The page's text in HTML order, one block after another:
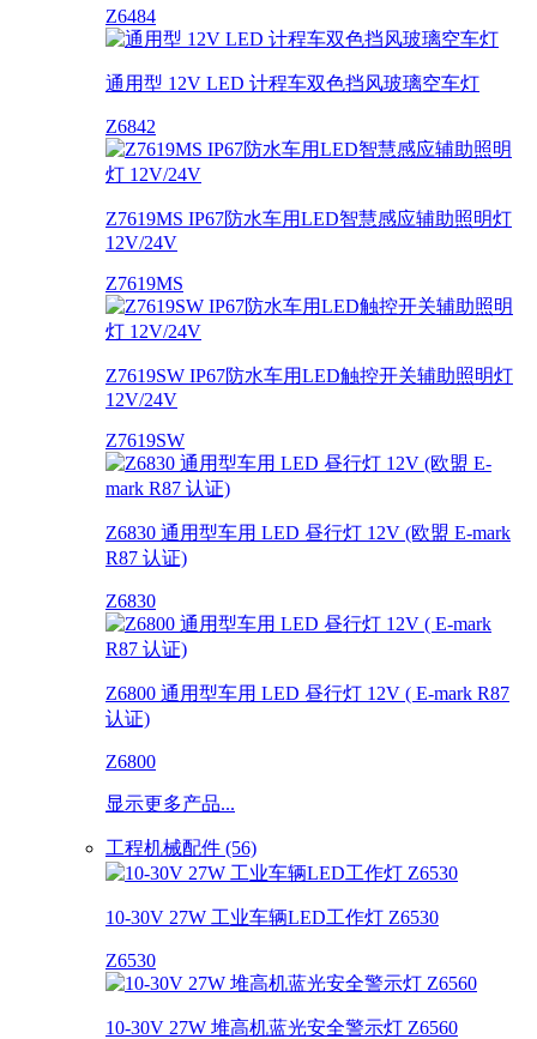
Z6484
通用型 12V LED 计程车双色挡风玻璃空车灯
Z6842
Z7619MS IP67防水车用LED智慧感应辅助照明灯
12V/24V
Z7619MS
Z7619SW IP67防水车用LED触控开关辅助照明灯
12V/24V
Z7619SW
Z6830 通用型车用 LED 昼行灯 12V (欧盟 E-mark
R87 认证)
Z6830
Z6800 通用型车用 LED 昼行灯 12V ( E-mark R87
认证)
Z6800
显示更多产品...
工程机械配件 (56)
10-30V 27W 工业车辆LED工作灯 Z6530
Z6530
10-30V 27W 堆高机蓝光安全警示灯 Z6560